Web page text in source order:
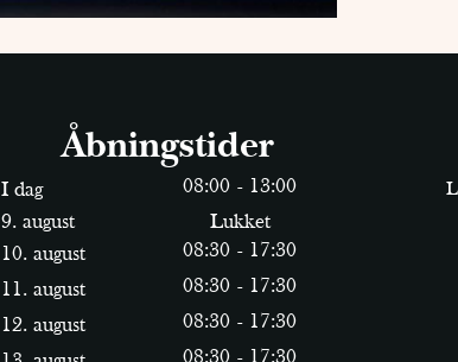
Åbningstider
I dag 08:00 - 13:00
9. august
Lukket
10. august
08:30 - 17:30
11. august
08:30 - 17:30
12. august
08:30 - 17:30
08:30 - 17:30